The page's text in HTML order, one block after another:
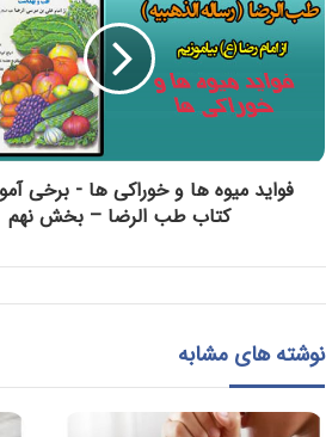
فواید میوه ها و خوراکی ها - برخی
کتاب طب الرضا – بخش نهم
نوشته های مشابه